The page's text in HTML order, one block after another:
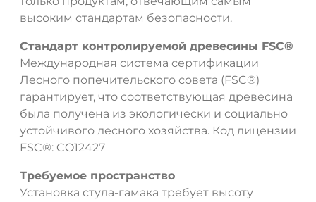
высоким стандартам безопасности.
Стандарт контролируемой древесины FSC®
Международная система сертификации
Лесного попечительского совета (FSC®)
гарантирует, что соответствующая древесина
была получена из экологически и социально
устойчивого лесного хозяйства. Код лицензии
FSC®: CO12427
Требуемое пространство
Установка стула-гамака требует высоту
ДА НЕТ